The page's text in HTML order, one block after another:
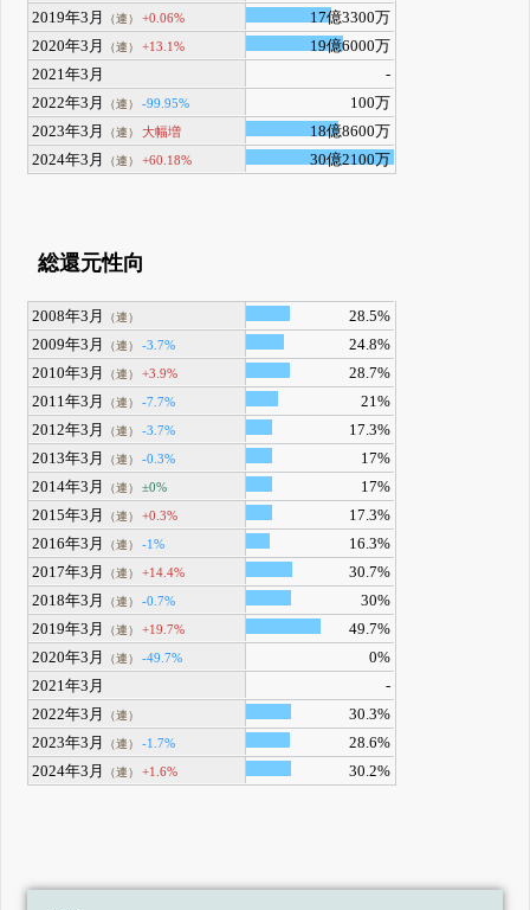
2019年3月
（連） +0.06%
17億3300万
2020年3月
（連） +13.1%
19億6000万
2021年3月
-
2022年3月
（連） -99.95%
100万
2023年3月
（連） 大幅増
18億8600万
2024年3月
（連） +60.18% 30億2100万
総還元性向
2008年3月 （連）
28.5%
2009年3月
（連） -3.7%
24.8%
2010年3月
（連） +3.9%
28.7%
2011年3月
（連） -7.7%
21%
2012年3月
（連） -3.7%
17.3%
2013年3月
（連） -0.3%
17%
2014年3月
（連） ±0%
17%
2015年3月
（連） +0.3%
17.3%
2016年3月
（連） -1%
16.3%
2017年3月
（連） +14.4%
30.7%
2018年3月
（連） -0.7%
30%
2019年3月
（連） +19.7%
49.7%
2020年3月
（連） -49.7%
0%
2021年3月
-
2022年3月
（連）
30.3%
2023年3月
（連） -1.7%
28.6%
2024年3月
（連） +1.6% 30.2%